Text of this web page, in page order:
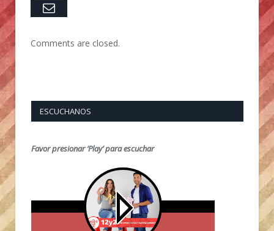
Email
Comments are closed.
ESCUCHANOS
Favor presionar ‘Play’ para escuchar